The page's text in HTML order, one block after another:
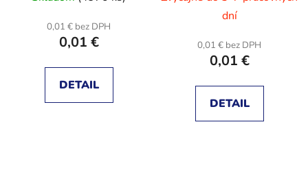
0,01 € bez DPH
0,01 €
DETAIL
dní
0,01 € bez DPH
0,01 €
DETAIL